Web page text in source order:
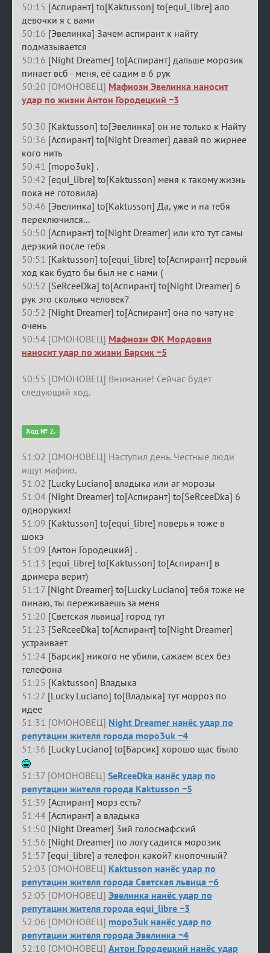
50:15 [Аспирант] to[Kaktusson] to[equi_libre] ало
девочки я с вами
50:16 [Эвелинка] Зачем аспирант к найту
подмазывается
50:16 [Night Dreamer] to[Аспирант] дальше морозик
пинает всб - меня, её садим в 6 рук
50:20 [ОМОНОВЕЦ] Мафиози Эвелинка наносит
удар по жизни Антон Городецкий −3
50:30 [Kaktusson] to[Эвелинка] он не только к Найту
50:36 [Аспирант] to[Night Dreamer] давай по жирнее
кого нить
50:41 [mopo3uk] .
50:42 [equi_libre] to[Kaktusson] меня к такому жизнь
пока не готовила)
50:46 [Эвелинка] to[Kaktusson] Да, уже и на тебя
переключился...
50:50 [Аспирант] to[Night Dreamer] или кто тут самы
дерзкий после тебя
50:51 [Kaktusson] to[equi_libre] to[Аспирант] первый
ход как будто бы был не с нами (
50:52 [SeRceeDka] to[Аспирант] to[Night Dreamer] 6
рук это сколько человек?
50:52 [Night Dreamer] to[Аспирант] она по чату не
очень
50:54 [ОМОНОВЕЦ] Мафиози ФК Мордовия
наносит удар по жизни Барсик −5
50:55 [ОМОНОВЕЦ] Внимание! Сейчас будет
следующий ход.
Ход № 2.
51:02 [ОМОНОВЕЦ] Наступил день. Честные люди
ищут мафию.
51:02 [Lucky Luciano] владыка или аг морозы
51:04 [Night Dreamer] to[Аспирант] to[SeRceeDka] 6
одноруких!
51:09 [Kaktusson] to[equi_libre] поверь я тоже в
шокэ
51:09 [Антон Городецкий] .
51:13 [equi_libre] to[Kaktusson] to[Аспирант] в
дримера верит)
51:17 [Night Dreamer] to[Lucky Luciano] тебя тоже не
пинаю, ты переживаешь за меня
51:20 [Светская львица] город тут
51:23 [SeRceeDka] to[Аспирант] to[Night Dreamer]
устраивает
51:24 [Барсик] никого не убили, сажаем всех без
телефона
51:25 [Kaktusson] Владыка
51:27 [Lucky Luciano] to[Владыка] тут морроз по
идее
51:31 [ОМОНОВЕЦ] Night Dreamer нанёс удар по
репутации жителя города mopo3uk −4
51:36 [Lucky Luciano] to[Барсик] хорошо щас было
51:37 [ОМОНОВЕЦ] SeRceeDka нанёс удар по
репутации жителя города Kaktusson −5
51:39 [Аспирант] морз есть?
51:44 [Аспирант] а владыка
51:50 [Night Dreamer] 3ий голосмафский
51:56 [Night Dreamer] по логу садится морозик
51:57 [equi_libre] а телефон какой? кнопочный?
52:03 [ОМОНОВЕЦ] Kaktusson нанёс удар по
репутации жителя города Светская львица −6
52:05 [ОМОНОВЕЦ] Эвелинка нанёс удар по
репутации жителя города equi_libre −3
52:06 [ОМОНОВЕЦ] mopo3uk нанёс удар по
репутации жителя города Эвелинка −4
52:10 [ОМОНОВЕЦ] Антон Городецкий нанёс удар